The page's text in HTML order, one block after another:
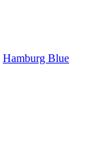
Hamburg Blue